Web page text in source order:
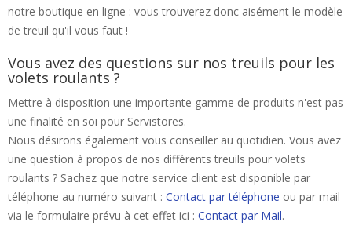
notre boutique en ligne : vous trouverez donc aisément le modèle
de treuil qu'il vous faut !
Vous avez des questions sur nos treuils pour les
volets roulants ?
Mettre à disposition une importante gamme de produits n'est pas
une finalité en soi pour Servistores.
Nous désirons également vous conseiller au quotidien. Vous avez
une question à propos de nos différents treuils pour volets
roulants ? Sachez que notre service client est disponible par
téléphone au numéro suivant : Contact par téléphone ou par mail
via le formulaire prévu à cet effet ici : Contact par Mail.